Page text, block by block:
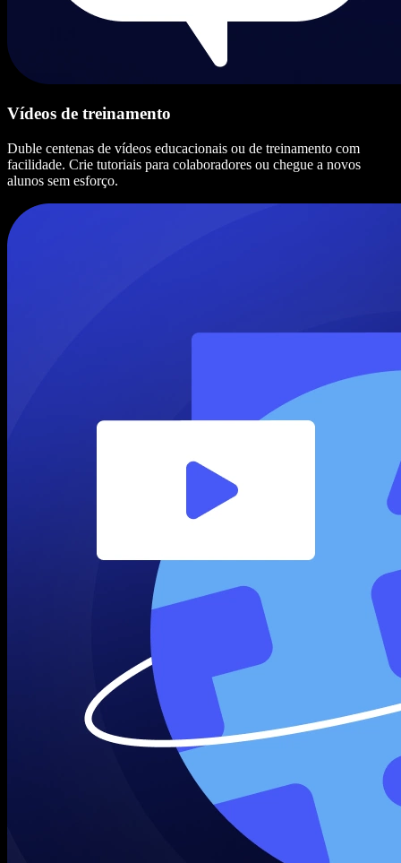
Vídeos de treinamento
Duble centenas de vídeos educacionais ou de treinamento com
facilidade. Crie tutoriais para colaboradores ou chegue a novos
alunos sem esforço.